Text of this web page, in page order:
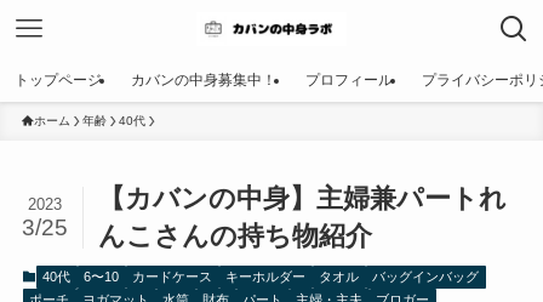
トップページ カバンの中身募集中！ プロフィール プライバシーポリ
ホーム 年齢 40代
【カバンの中身】主婦兼パートれ
んこさんの持ち物紹介
2023
3/25
40代 6〜10 カードケース キーホルダー タオル
バッグインバッグ